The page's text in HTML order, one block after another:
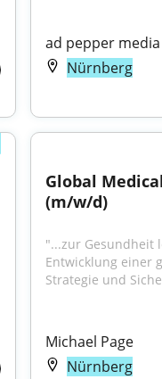
ad pepper
Nürnberg
Global Medical
(m/w/d)
"...zur Gesundheit
Entwicklung einer
Strategie und
Michael Page
Nürnberg